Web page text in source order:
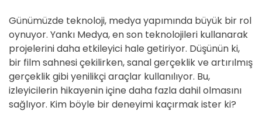
Günümüzde teknoloji, medya yapımında büyük bir rol
oynuyor. Yankı Medya, en son teknolojileri kullanarak
projelerini daha etkileyici hale getiriyor. Düşünün ki,
bir film sahnesi çekilirken, sanal gerçeklik ve artırılmış
gerçeklik gibi yenilikçi araçlar kullanılıyor. Bu,
izleyicilerin hikayenin içine daha fazla dahil olmasını
sağlıyor. Kim böyle bir deneyimi kaçırmak ister ki?